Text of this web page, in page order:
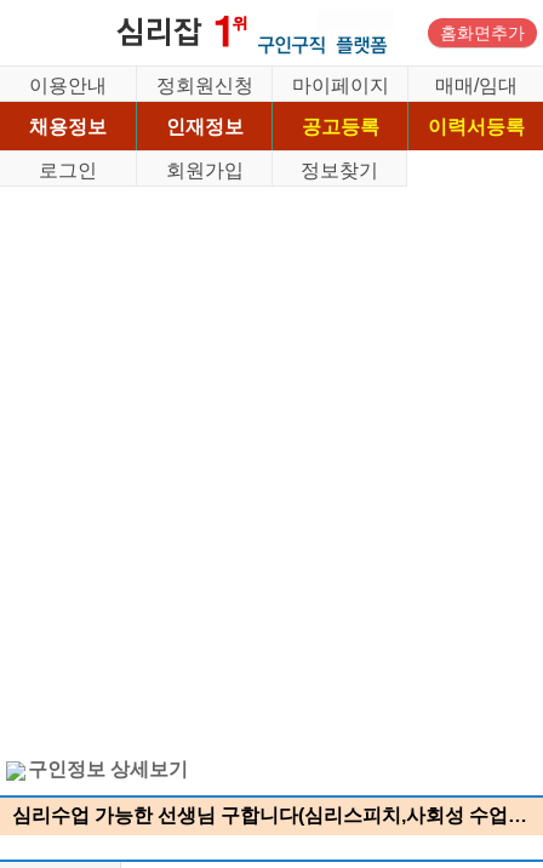
홈화면추가
이용안내 정회원신청 마이페이지
매매/임대
채용정보
인재정보 공고등록
이력서등록
로그인
회원가입 정보찾기
구인정보 상세보기
심리수업 가능한 선생님 구합니다(심리스피치,사회성 수업…